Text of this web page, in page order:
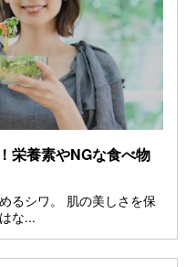
栄養素やNGな食べ物
るシワ。 肌の美しさを保
な...